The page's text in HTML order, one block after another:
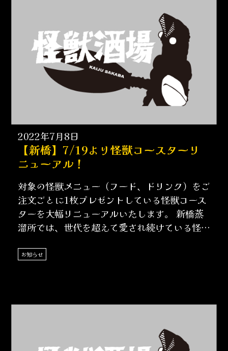
2022年7月8日
【新橋】7/19より怪獣コースターリ
ニューアル！
対象の怪獣メニュー（フード、ドリンク）をご
注文ごとに1枚プレゼントしている怪獣コース
ターを大幅リニューアルいたします。 新橋蒸
溜所では、世代を超えて愛され続けている怪
お知らせ